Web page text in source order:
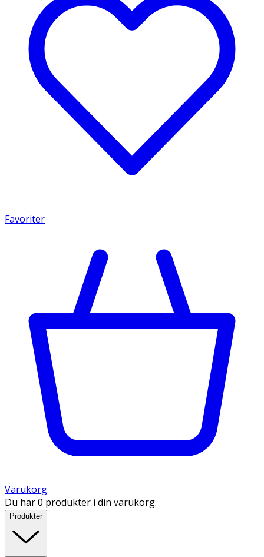
Favoriter
Varukorg
Du har 0 produkter i din varukorg.
Produkter